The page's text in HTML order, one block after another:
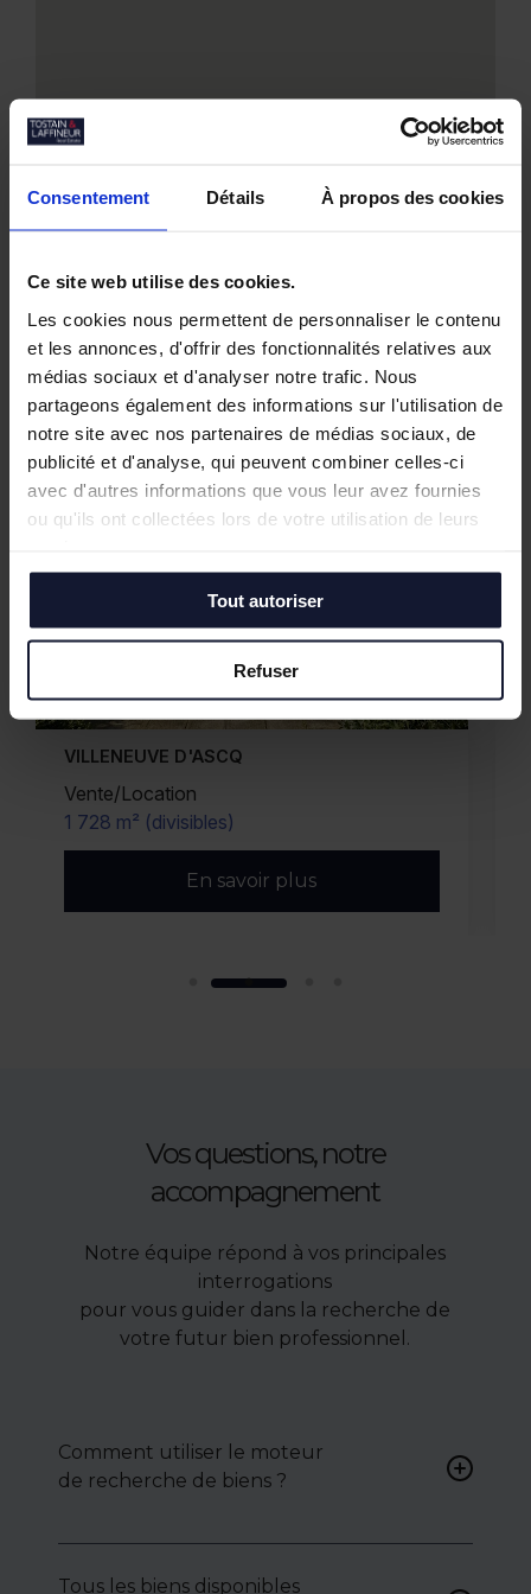
Consentement Détails À propos des cookies
Ce site web utilise des cookies.
Les cookies nous permettent de personnaliser le contenu
et les annonces, d'offrir des fonctionnalités relatives aux
médias sociaux et d'analyser notre trafic. Nous
partageons également des informations sur l'utilisation de
notre site avec nos partenaires de médias sociaux, de
publicité et d'analyse, qui peuvent combiner celles-ci
avec d'autres informations que vous leur avez fournies
ou qu'ils ont collectées lors de votre utilisation de leurs
Tout autoriser
Refuser
VILLENEUVE D'ASCQ
Location
322 m²
En savoir plus
Vos questions, notre
accompagnement
Notre équipe répond à vos principales
interrogations
pour vous guider dans la recherche de
votre futur bien professionnel.
Comment utiliser le moteur
de recherche de biens ?
Tous les biens disponibles